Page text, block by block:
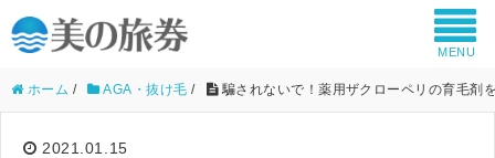
MENU
ホーム / AGA・抜け毛 / 騙されないで！薬用ザクローペリの育毛剤
2021.01.15